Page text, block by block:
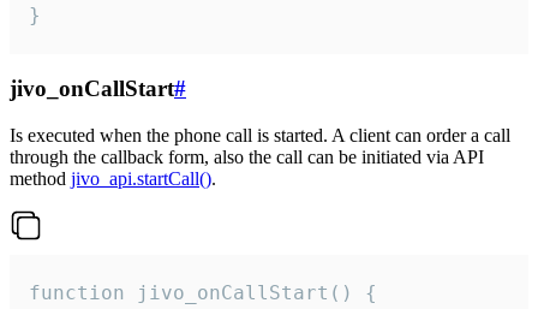
}
jivo_onCallStart#
Is executed when the phone call is started. A client can order a call
through the callback form, also the call can be initiated via API
method jivo_api.startCall().
function jivo_onCallStart() {